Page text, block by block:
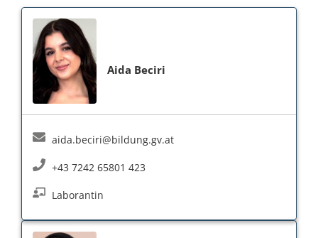
Aida Beciri
aida.beciri@bildung.gv.at
+43 7242 65801 423
Laborantin